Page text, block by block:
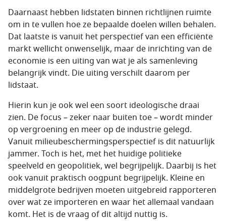
Daarnaast hebben lidstaten binnen richtlijnen ruimte
om in te vullen hoe ze bepaalde doelen willen behalen.
Dat laatste is vanuit het perspectief van een efficiënte
markt wellicht onwenselijk, maar de inrichting van de
economie is een uiting van wat je als samenleving
belangrijk vindt. Die uiting verschilt daarom per
lidstaat.
Hierin kun je ook wel een soort ideologische draai
zien. De focus – zeker naar buiten toe – wordt minder
op vergroening en meer op de industrie gelegd.
Vanuit milieubeschermingsperspectief is dit natuurlijk
jammer. Toch is het, met het huidige politieke
speelveld en geopolitiek, wel begrijpelijk. Daarbij is het
ook vanuit praktisch oogpunt begrijpelijk. Kleine en
middelgrote bedrijven moeten uitgebreid rapporteren
over wat ze importeren en waar het allemaal vandaan
komt. Het is de vraag of dit altijd nuttig is.